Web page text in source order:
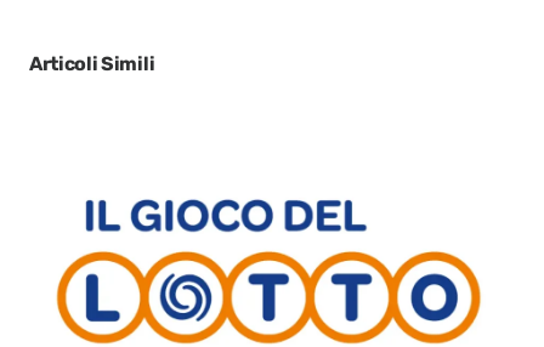
Articoli Simili